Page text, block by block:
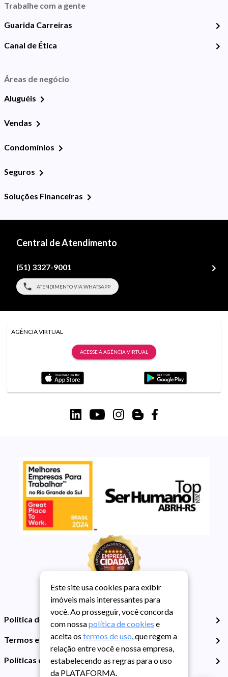
Trabalhe com a gente
Guarida Carreiras
Canal de Ética
Áreas de negócio
Aluguéis
Vendas
Condomínios
Seguros
Soluções Financeiras
Central de Atendimento
(51) 3327-9001
ATENDIMENTO VIA WHATSAPP
AGÊNCIA VIRTUAL
ACESSE A AGÊNCIA VIRTUAL
Política de Privacidade
Termos e Condições de Uso
Políticas de Cookies
Este site usa cookies para exibir
imóveis mais interessantes para
você. Ao prosseguir, você concorda
com nossapolítica de cookies e
aceita os termos de uso, que regem a
relação entre você e nossa empresa,
estabelecendo as regras para o uso
da PLATAFORMA.